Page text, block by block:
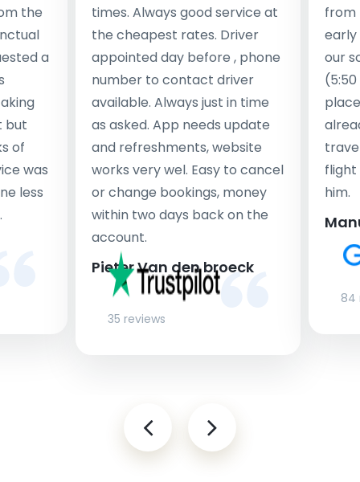
the
a
but
of
was
less
times. Always good service at
the cheapest rates. Driver
appointed day before , phone
number to contact driver
available. Always just in time
as asked. App needs update
and refreshments, website
works very wel. Easy to cancel
or change bookings, money
within two days back on the
account.
Pieter Van den broeck
35 reviews
from
early
our
flight
him.
84